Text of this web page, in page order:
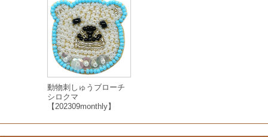
動物刺しゅうブローチ
シロクマ
【202309monthly】